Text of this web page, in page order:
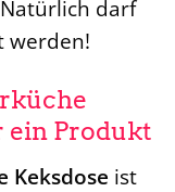
Natürlich darf
werden!
ein Produkt
Keksdose ist